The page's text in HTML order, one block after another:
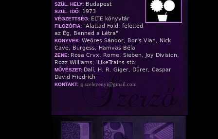
SZÜL. HELY: Budapest
SZÜL. IDŐ: 1973
VÉGZETTSÉG: ELTE könyvtár
FILOZÓFIA: "Alattad Föld, feletted
az Ég, Benned a Létra"
KÖNYVEK: Weöres Sándor, Boris Vian, Nick
Cave, Burgess, Hamvas Béla
ZENE: Rosa Crvx, Rome, Sieben, Joy Division,
Rozz Williams, iLikeTrains stb.
MŰVÉSZET: Dalí, H. R. Giger, Dürer, Caspar
David Friedrich
KONTAKT: g.szelevenyi@gmail.com